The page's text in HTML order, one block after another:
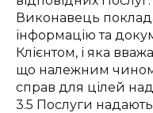
Виконавець
інформацію та
Клієнтом, і яка
що належним чином
справ для цілей
3.5 Послуги